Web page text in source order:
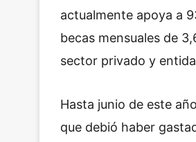
actualmente apoya a
becas mensuales de
sector privado y
Hasta junio de este
que debió haber